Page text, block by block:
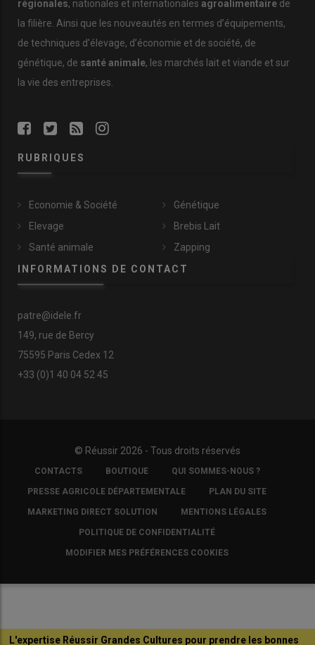
régionales, nationales et internationales agroalimentaire de
la filière. Ainsi que les nouveautés en termes d’équipements,
de techniques d’élevage, d’économie et de société, de
génétique, de santé animale, les marchés lait et viande et sur
la vie des entreprises.
RUBRIQUES
Economie & Société
Elevage
Santé animale
Génétique
Brebis Lait
Zapping
INFORMATIONS DE CONTACT
patre@idele.fr
149, rue de Bercy
75595 Paris Cedex 12
+33 (0)1 40 04 52 45
© Réussir 2026 - Tous droits réservés
FOOTER
COPYRIGHT
CONTACTS BOUTIQUE QUI SOMMES-NOUS ?
PRESSE AGRICOLE DÉPARTEMENTALE PLAN DU SITE
MARKETING DIRECT SOLUTION MENTIONS LÉGALES
POLITIQUE DE CONFIDENTIALITÉ
MODIFIER MES PRÉFÉRENCES COOKIES
L'expertise Réussir Grandes Cultures pour prendre les bonnes